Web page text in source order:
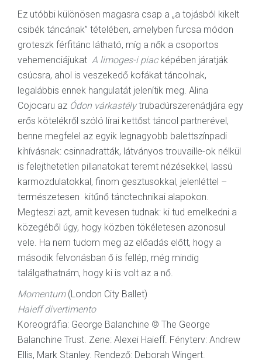
Ez utóbbi különösen magasra csap a „a tojásból kikelt
csibék táncának” tételében, amelyben furcsa módon
groteszk férfitánc látható, míg a nők a csoportos
vehemenciájukat A limoges-i piacképében járatják
csúcsra, ahol is veszekedő kofákat táncolnak,
legalábbis ennek hangulatát jelenítik meg. Alina
Cojocaru az Ódon várkastélytrubadúrszerenádjára egy
erős kötelékről szóló lírai kettőst táncol partnerével,
benne megfelel az egyik legnagyobb balettszínpadi
kihívásnak: csinnadratták, látványos trouvaille-ok nélkül
is felejthetetlen pillanatokat teremt nézésekkel, lassú
karmozdulatokkal, finom gesztusokkal, jelenléttel –
természetesen kitűnő tánctechnikai alapokon.
Megteszi azt, amit kevesen tudnak: ki tud emelkedni a
közegéből úgy, hogy közben tökéletesen azonosul
vele. Ha nem tudom meg az előadás előtt, hogy a
második felvonásban ő is fellép, még mindig
találgathatnám, hogy ki is volt az a nő.
Momentum (London City Ballet)
Haieff divertimento
Koreográfia: George Balanchine © The George
Balanchine Trust. Zene: Alexei Haieff. Fényterv: Andrew
Ellis, Mark Stanley. Rendező: Deborah Wingert.